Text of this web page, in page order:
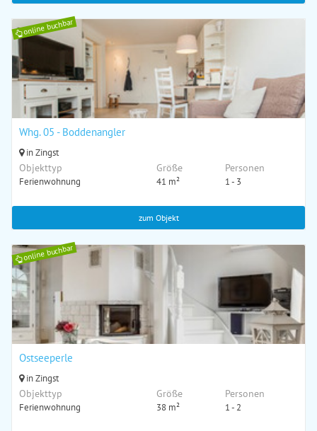
online buchbar
Whg. 05 - Boddenangler
in Zingst
Objekttyp
Ferienwohnung
Größe
41 m²
Personen
1 - 3
zum Objekt
online buchbar
Ostseeperle
in Zingst
Objekttyp
Ferienwohnung
Größe
38 m²
Personen
1 - 2